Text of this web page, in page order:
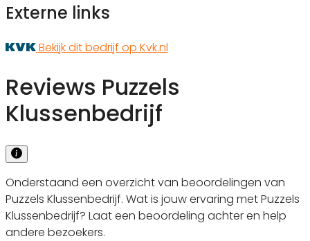
Externe links
Bekijk dit bedrijf op Kvk.nl
Reviews Puzzels
Klussenbedrijf
Onderstaand een overzicht van beoordelingen van
Puzzels Klussenbedrijf. Wat is jouw ervaring met Puzzels
Klussenbedrijf? Laat een beoordeling achter en help
andere bezoekers.